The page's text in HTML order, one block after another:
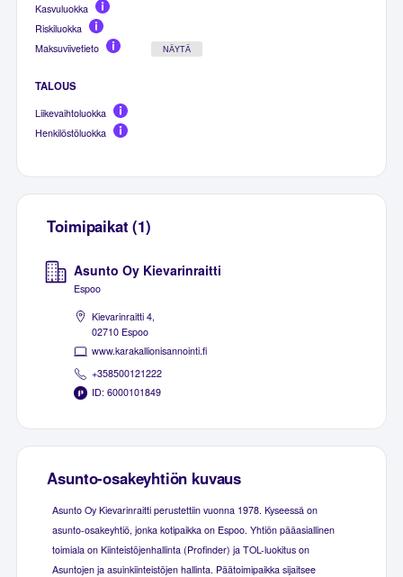
Kasvuluokka
Riskiluokka
Maksuviivetieto
NÄYTÄ
TALOUS
Liikevaihtoluokka
Henkilöstöluokka
Toimipaikat (1)
Asunto Oy Kievarinraitti
Espoo
Kievarinraitti 4,
02710 Espoo
www.karakallionisannointi.fi
+358500121222
ID: 6000101849
Asunto-osakeyhtiön kuvaus
Asunto Oy Kievarinraitti perustettiin vuonna 1978. Kyseessä on
asunto-osakeyhtiö, jonka kotipaikka on Espoo. Yhtiön pääasiallinen
toimiala on Kiinteistöjenhallinta (Profinder) ja TOL-luokitus on
Asuntojen ja asuinkiinteistöjen hallinta. Päätoimipaikka sijaitsee